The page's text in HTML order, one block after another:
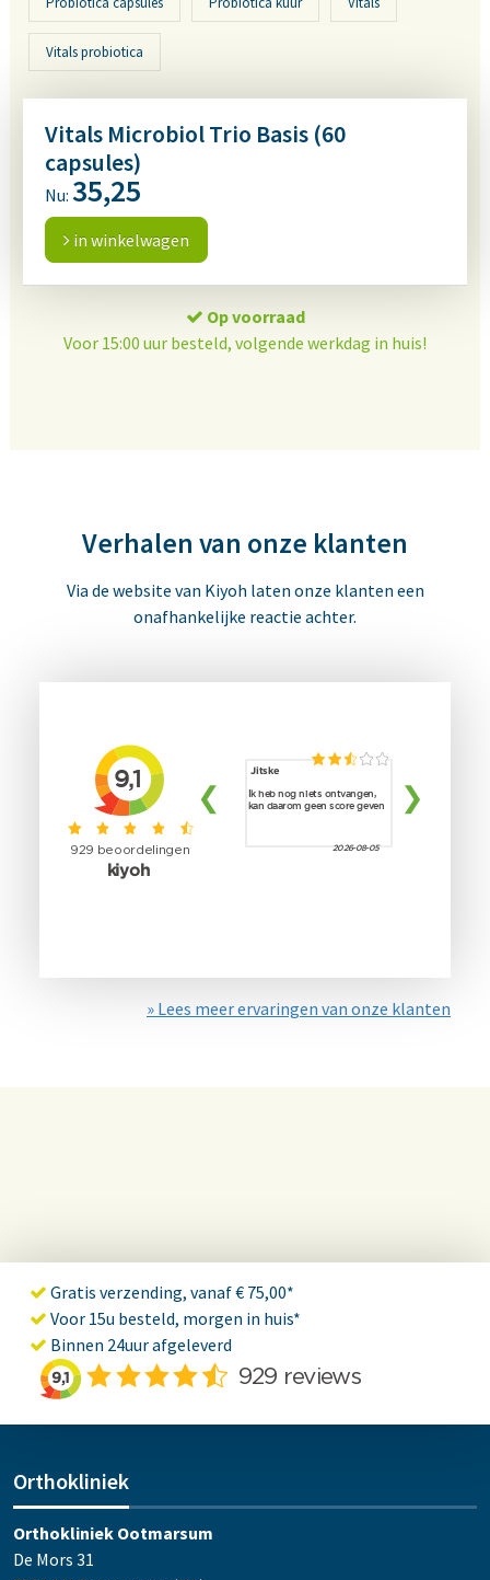
Vitals probiotica
Vitals Microbiol Trio Basis (60
capsules)
Nu: 35,25
in winkelwagen
Op voorraad
Voor 15:00 uur besteld, volgende werkdag in huis!
Verhalen van onze klanten
Via de website van Kiyoh laten onze klanten een
onafhankelijke reactie achter.
» Lees meer ervaringen van onze klanten
Gratis verzending, vanaf € 75,00*
Voor 15u besteld, morgen in huis*
Binnen 24uur afgeleverd
Orthokliniek
Orthokliniek Ootmarsum
De Mors 31